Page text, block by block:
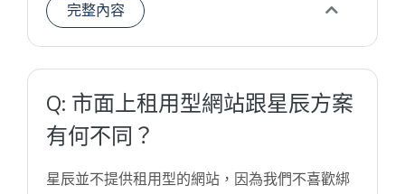
完整內容
Q: 市面上租用型網站跟星辰方案
有何不同？
星辰並不提供租用型的網站，因為我們不喜歡綁